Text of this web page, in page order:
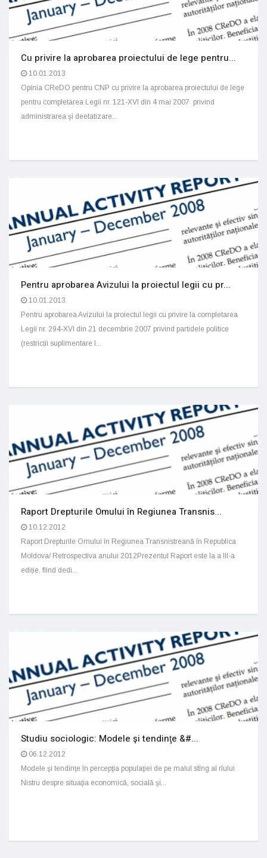
Cu privire la aprobarea proiectului de lege pentru...
10.01.2013
Opinia CReDO pentru CNP cu privire la aprobarea proiectului de lege
pentru completarea Legii nr. 121-XVI din 4 mai 2007 privind
administrarea şi deetatizare...
Pentru aprobarea Avizului la proiectul legii cu pr...
10.01.2013
Pentru aprobarea Avizului la proiectul legii cu privire la completarea
Legii nr. 294-XVI din 21 decembrie 2007 privind partidele politice
(restricții suplimentare l...
Raport Drepturile Omului în Regiunea Transnis...
10.12.2012
Raport Drepturile Omului în Regiunea Transnistreană în Republica
Moldova/ Retrospectiva anului 2012Prezentul Raport este la a III-a
ediție, fiind dedi...
Studiu sociologic: Modele şi tendinţe &#...
06.12.2012
Modele şi tendinţe în percepţia populaţiei de pe malul stîng al rîului
Nistru despre situaţia economică, socială şi...